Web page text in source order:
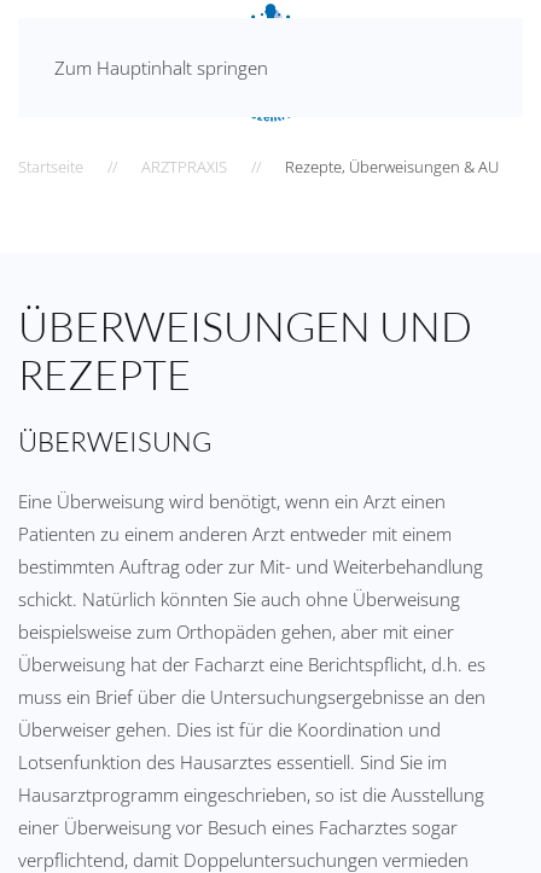
Zum Hauptinhalt springen
Startseite ARZTPRAXIS Rezepte, Überweisungen & AU
ÜBERWEISUNGEN UND
REZEPTE
ÜBERWEISUNG
Eine Überweisung wird benötigt, wenn ein Arzt einen
Patienten zu einem anderen Arzt entweder mit einem
bestimmten Auftrag oder zur Mit- und Weiterbehandlung
schickt. Natürlich könnten Sie auch ohne Überweisung
beispielsweise zum Orthopäden gehen, aber mit einer
Überweisung hat der Facharzt eine Berichtspflicht, d.h. es
muss ein Brief über die Untersuchungsergebnisse an den
Überweiser gehen. Dies ist für die Koordination und
Lotsenfunktion des Hausarztes essentiell. Sind Sie im
Hausarztprogramm eingeschrieben, so ist die Ausstellung
einer Überweisung vor Besuch eines Facharztes sogar
verpflichtend, damit Doppeluntersuchungen vermieden